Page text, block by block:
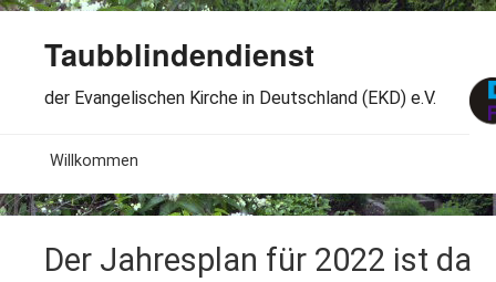
Taubblindendienst
der Evangelischen Kirche in Deutschland (EKD) e.V.
Willkommen
Aktuelles
Wir über uns
Der Jahresplan für 2022 ist da